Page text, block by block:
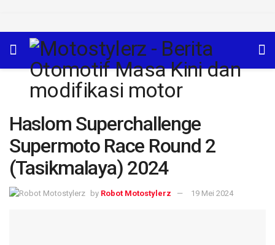
Haslom Superchallenge
Supermoto Race Round 2
(Tasikmalaya) 2024
by Robot Motostylerz 19 Mei 2024